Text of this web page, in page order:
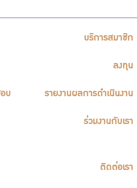
บริการสมาชิก
ลงทุน
บ รายงานผลการดำเนินงาน
ร่วมงานกับเรา
ติดต่อเรา